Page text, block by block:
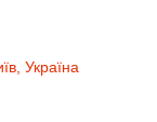
Україна